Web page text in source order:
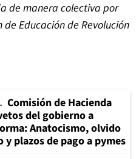
de manera colectiva por
Educación de Revolución
Comisión de Hacienda
del gobierno a
Anatocismo, olvido
y plazos de pago a pymes